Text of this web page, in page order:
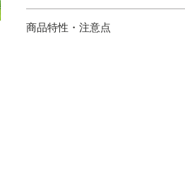
肩から掛けて頂ける長さです。
商品特性・注意点